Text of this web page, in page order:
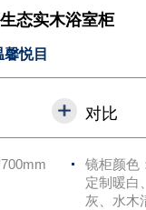
态实木浴室柜
悦目
对比
镜柜颜色
定制暖白
灰、水木